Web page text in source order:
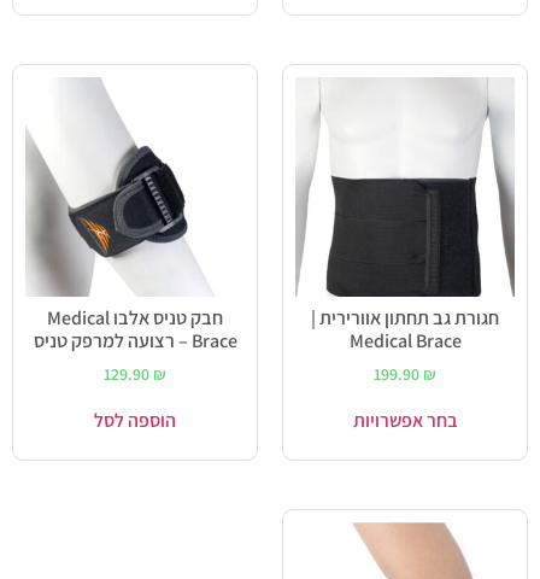
חגורת גב תחתון אוורירית |
Medical Brace
199.90 ₪
בחר אפשרויות
חבק טניס אלבו Medical
Brace – רצועה למרפק טניס
129.90 ₪
הוספה לסל